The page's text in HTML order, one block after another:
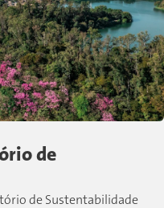
de
de Sustentabilidade